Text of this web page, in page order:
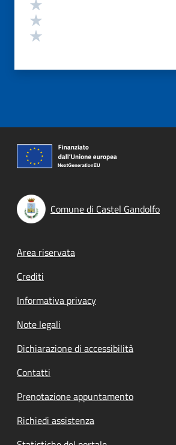
Comune di Castel Gandolfo
Footer menu
Area riservata
Crediti
Informativa privacy
Note legali
Dichiarazione di accessibilità
Contatti
Prenotazione appuntamento
Richiedi assistenza